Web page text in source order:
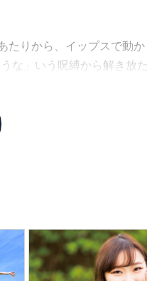
たりから、イップスで動か
な」いう呪縛から解き放た